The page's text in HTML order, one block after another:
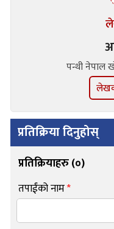
पन्थी नेपाल
प्रतिक्रिया दिनुहोस्
प्रतिक्रियाहरु (०)
तपाईंको नाम*